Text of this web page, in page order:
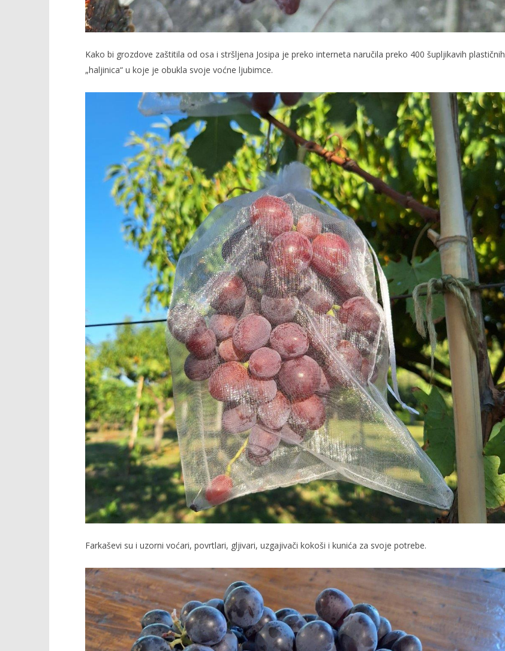
Kako bi grozdove zaštitila od osa i stršljena Josipa je preko interneta naručila preko 400 šupljikavih plastičnih
„haljinica“ u koje je obukla svoje voćne ljubimce.
Farkaševi su i uzorni voćari, povrtlari, gljivari, uzgajivači kokoši i kunića za svoje potrebe.